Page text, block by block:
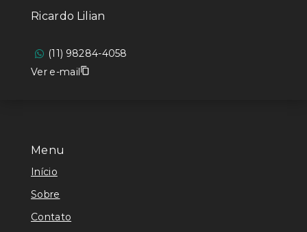
Menu
Início
Sobre
Contato
Ricardo Lilian
(11) 98284-4058
Ver e-mail